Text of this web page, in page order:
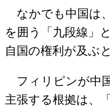
なかでも中国は
を囲う「九段線」
自国の権利が及ぶ
フィリピンが中
主張する根拠は、